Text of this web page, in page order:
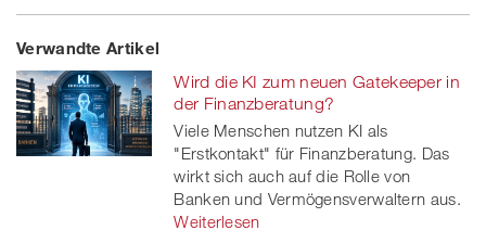
Share
on
Facebook
Twe
on
twitt
er
Share
linkedin
Share
Xing
Verwandte Artikel
Wird die KI zum neuen Gatekeeper in
der Finanzberatung?
Viele Menschen nutzen KI als
"Erstkontakt" für Finanzberatung. Das
wirkt sich auch auf die Rolle von
Banken und Vermögensverwaltern aus.
Weiterlesen